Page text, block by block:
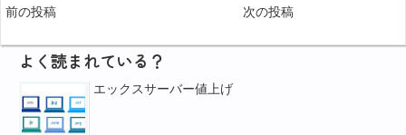
前の投稿 次の投稿
よく読まれている？
エックスサーバー値上げ